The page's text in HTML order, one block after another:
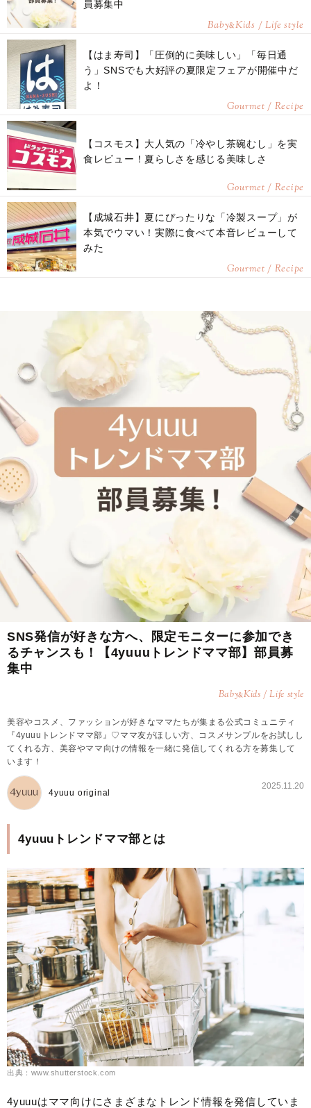
員募集中
Baby&Kids / Life style
【はま寿司】「圧倒的に美味しい」「毎日通
う」SNSでも大好評の夏限定フェアが開催中だ
よ！
Gourmet / Recipe
【コスモス】大人気の「冷やし茶碗むし」を実
食レビュー！夏らしさを感じる美味しさ
Gourmet / Recipe
【成城石井】夏にぴったりな「冷製スープ」が
本気でウマい！実際に食べて本音レビューして
みた
Gourmet / Recipe
SNS発信が好きな方へ、限定モニターに参加でき
るチャンスも！【4yuuuトレンドママ部】部員募
集中
Baby&Kids / Life style
美容やコスメ、ファッションが好きなママたちが集まる公式コミュニティ
『4yuuuトレンドママ部』♡ママ友がほしい方、コスメサンプルをお試しし
てくれる方、美容やママ向けの情報を一緒に発信してくれる方を募集して
います！
4yuuu original
2025.11.20
4yuuuトレンドママ部とは
出典：www.shutterstock.com
4yuuuはママ向けにさまざまなトレンド情報を発信していま